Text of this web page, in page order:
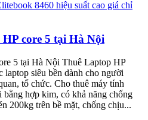
core 5 tại Hà Nội
5 tại Hà Nội Thuê Laptop HP
laptop siêu bền dành cho người
tổ chức. Cho thuê máy tính
bằng hợp kim, có khả năng chống
200kg trên bề mặt, chống chịu...